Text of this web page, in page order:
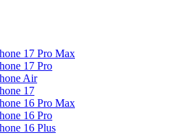
17 Pro Max
17 Pro
Air
17
16 Pro Max
16 Pro
16 Plus